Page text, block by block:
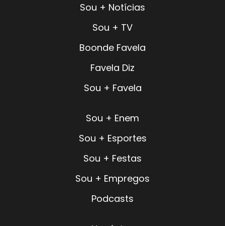
Sou + Notícias
Sou + TV
Boonde Favela
Favela Diz
Sou + Favela
Sou + Enem
Sou + Esportes
Sou + Festas
Sou + Empregos
Podcasts